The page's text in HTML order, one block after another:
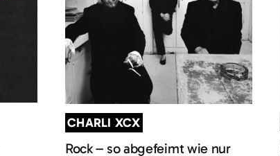
CHARLI XCX
Rock – so abgefeimt wie nur